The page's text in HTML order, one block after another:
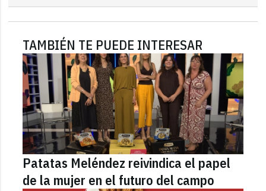
TAMBIÉN TE PUEDE INTERESAR
Patatas Meléndez reivindica el papel
de la mujer en el futuro del campo